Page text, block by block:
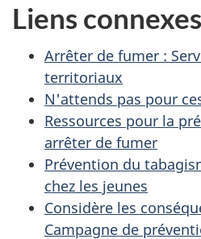
Liens connexes
Arrêter de fumer :
territoriaux
N'attends pas pour
Ressources pour la
arrêter de fumer
Prévention du
chez les jeunes
Considère les
Campagne de